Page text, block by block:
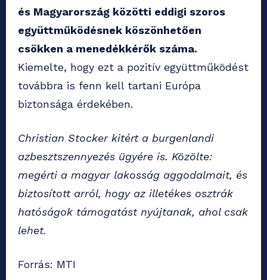
és Magyarország közötti eddigi szoros
együttműködésnek köszönhetően
csökken a menedékkérők száma.
Kiemelte, hogy ezt a pozitív együttműködést
továbbra is fenn kell tartani Európa
biztonsága érdekében.
Christian Stocker kitért a burgenlandi
azbesztszennyezés ügyére is. Közölte:
megérti a magyar lakosság aggodalmait, és
biztosított arról, hogy az illetékes osztrák
hatóságok támogatást nyújtanak, ahol csak
lehet.
Forrás: MTI